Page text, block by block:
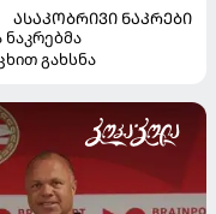
ᲐᲡᲐᲙᲝᲑᲠᲘᲕᲘ ᲜᲐᲙᲠᲔᲑᲘ
გახსნა